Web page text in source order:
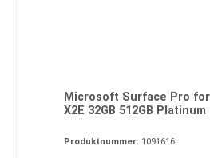
Microsoft Surface Pro
X2E 32GB 512GB Platinum
Produktnummer: 1091616